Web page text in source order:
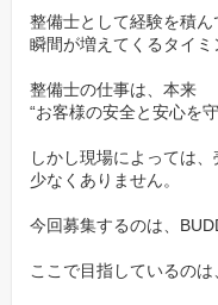
（「応募する」ボタンか
整備士として経験を積
瞬間が増えてくるタイミ
整備士の仕事は、本来
“お客様の安全と安心を守
しかし現場によっては
少なくありません。
今回募集するのは、
ここで目指しているのは